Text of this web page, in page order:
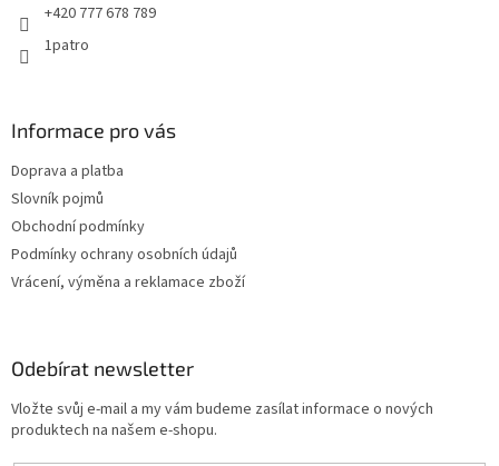
+420 777 678 789
1patro
Informace pro vás
Doprava a platba
Slovník pojmů
Obchodní podmínky
Podmínky ochrany osobních údajů
Vrácení, výměna a reklamace zboží
Odebírat newsletter
Vložte svůj e-mail a my vám budeme zasílat informace o nových
produktech na našem e-shopu.